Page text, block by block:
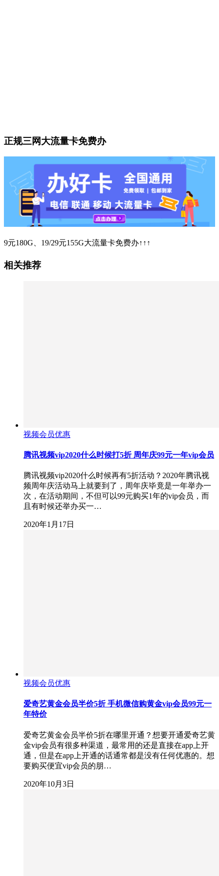
正规三网大流量卡免费办
9元180G、19/29元155G大流量卡免费办↑↑↑
相关推荐
视频会员优惠
腾讯视频vip2020什么时候打5折 周年庆99元一年vip会员
腾讯视频vip2020什么时候再有5折活动？2020年腾讯视
频周年庆活动马上就要到了，周年庆毕竟是一年举办一
次，在活动期间，不但可以99元购买1年的vip会员，而
且有时候还举办买一…
2020年1月17日
视频会员优惠
爱奇艺黄金会员半价5折 手机微信购黄金vip会员99元一
年特价
爱奇艺黄金会员半价5折在哪里开通？想要开通爱奇艺黄
金vip会员有很多种渠道，最常用的还是直接在app上开
通，但是在app上开通的话通常都是没有任何优惠的。想
要购买便宜vip会员的朋…
2020年10月3日